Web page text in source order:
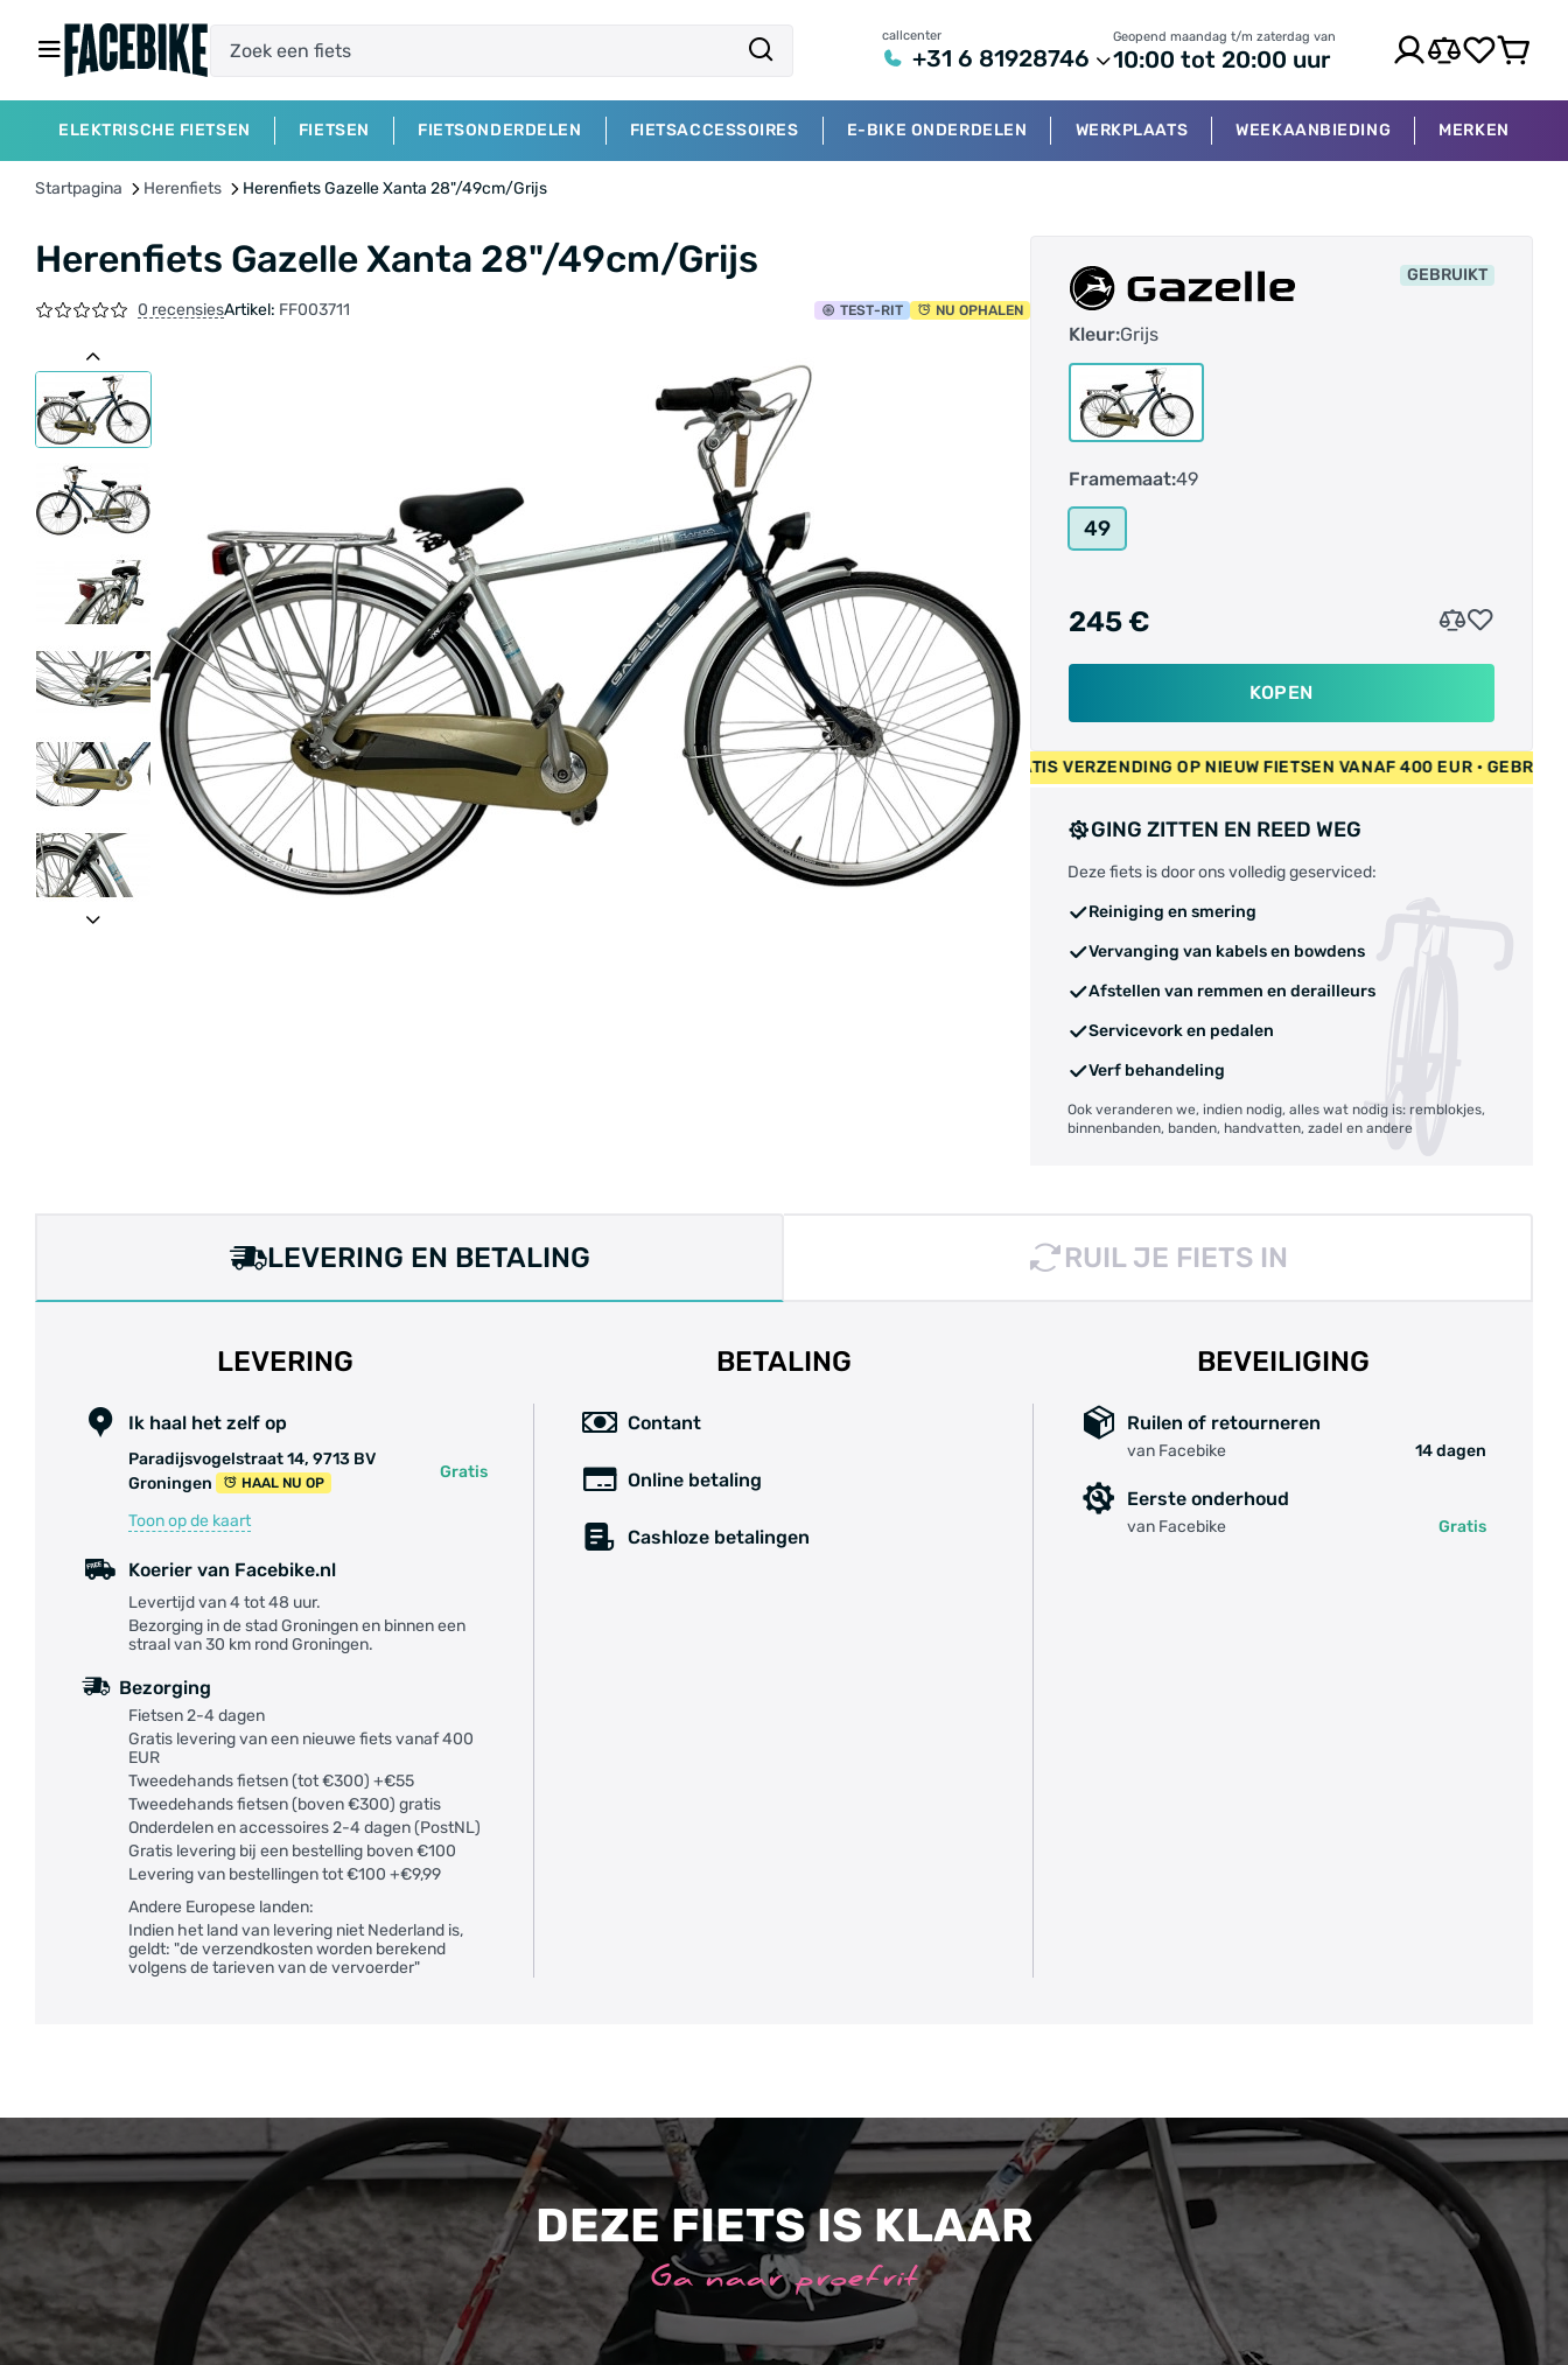
callcenter
+31 6 81928746
Geopend maandag t/m zaterdag van
10:00 tot 20:00 uur
ELEKTRISCHE FIETSEN FIETSEN FIETSONDERDELEN FIETSACCESSOIRES E-BIKE ONDERDELEN WERKPLAATS WEEKAANBIEDING MERKEN
Startpagina Herenfiets Herenfiets Gazelle Xanta 28"/49cm/Grijs
Herenfiets Gazelle Xanta 28"/49cm/Grijs
0 recensiesArtikel: FF003711 TEST-RIT NU OPHALEN
GEBRUIKT
Kleur:Grijs
Framemaat:49
49
245 €
KOPEN
• GRATIS VERZENDING OP NIEUW FIETSEN VANAF 400 EUR • GEBRUIKT FIETSEN 55 EUR • GRATIS VERZENDING OP NIEUW FIETSEN VANAF 400
GING ZITTEN EN REED WEG
Deze fiets is door ons volledig geserviced:
Reiniging en smering
Vervanging van kabels en bowdens
Afstellen van remmen en derailleurs
Servicevork en pedalen
Verf behandeling
Ook veranderen we, indien nodig, alles wat nodig is: remblokjes,
binnenbanden, banden, handvatten, zadel en andere
LEVERING EN BETALING RUIL JE FIETS IN
LEVERING
Ik haal het zelf op
Paradijsvogelstraat 14, 9713 BV
Groningen
HAAL NU OP
Gratis
Toon op de kaart
Koerier van Facebike.nl
Levertijd van 4 tot 48 uur.
Bezorging in de stad Groningen en binnen een
straal van 30 km rond Groningen.
Bezorging
Fietsen 2-4 dagen
Gratis levering van een nieuwe fiets vanaf 400
EUR
Tweedehands fietsen (tot €300) +€55
Tweedehands fietsen (boven €300) gratis
Onderdelen en accessoires 2-4 dagen (PostNL)
Gratis levering bij een bestelling boven €100
Levering van bestellingen tot €100 +€9,99
Andere Europese landen:
Indien het land van levering niet Nederland is,
geldt: "de verzendkosten worden berekend
volgens de tarieven van de vervoerder"
BETALING
Contant
Online betaling
Cashloze betalingen
BEVEILIGING
Ruilen of retourneren
van Facebike 14 dagen
Eerste onderhoud
van Facebike Gratis
DEZE FIETS IS KLAAR
Ga naar proefrit